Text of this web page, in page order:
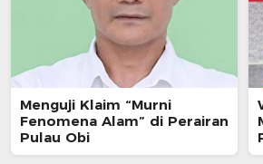
Menguji Klaim “Murni
Fenomena Alam” di Perairan
Pulau Obi